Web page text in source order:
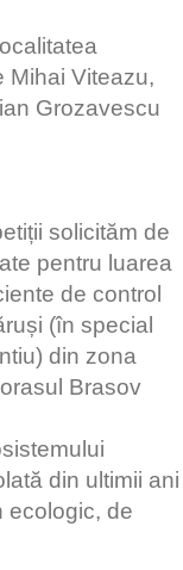
Mihai Viteazu,
Grozavescu
solicităm de
pentru luarea
de control
(în special
din zona
Brasov
din ultimii ani
ecologic, de